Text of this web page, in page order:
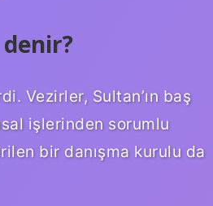
Vezirler, Sultan’ın baş
işlerinden sorumlu
bir danışma kurulu da